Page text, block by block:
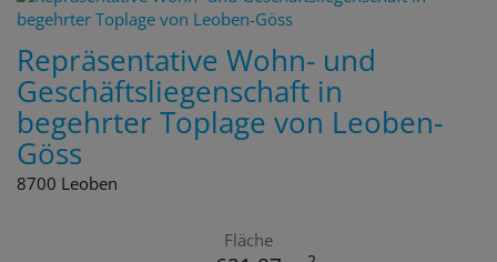
Repräsentative Wohn- und
Geschäftsliegenschaft in
begehrter Toplage von Leoben-
Göss
8700 Leoben
Fläche